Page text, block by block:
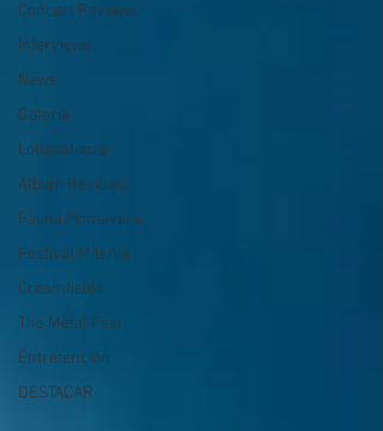
Concert Reviews
Interviews
News
Galería
Lollapalooza
Album Reviews
Fauna Primavera
Festival Milenia
Creamfields
The Metal Fest
Entretención
DESTACAR